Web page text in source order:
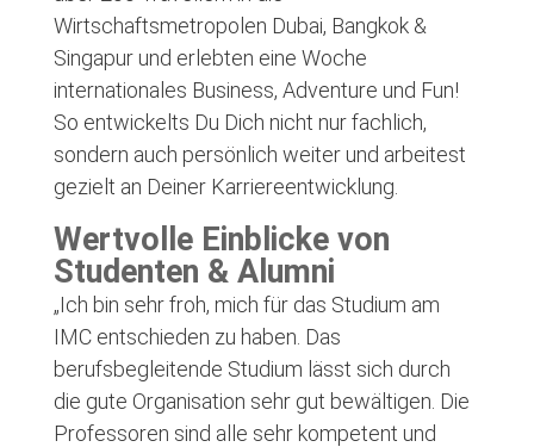
Wirtschaftsmetropolen Dubai, Bangkok &
Singapur und erlebten eine Woche
internationales Business, Adventure und Fun!
So entwickelts Du Dich nicht nur fachlich,
sondern auch persönlich weiter und arbeitest
gezielt an Deiner Karriereentwicklung.
Wertvolle Einblicke von
Studenten & Alumni
„Ich bin sehr froh, mich für das Studium am
IMC entschieden zu haben. Das
berufsbegleitende Studium lässt sich durch
die gute Organisation sehr gut bewältigen. Die
Professoren sind alle sehr kompetent und